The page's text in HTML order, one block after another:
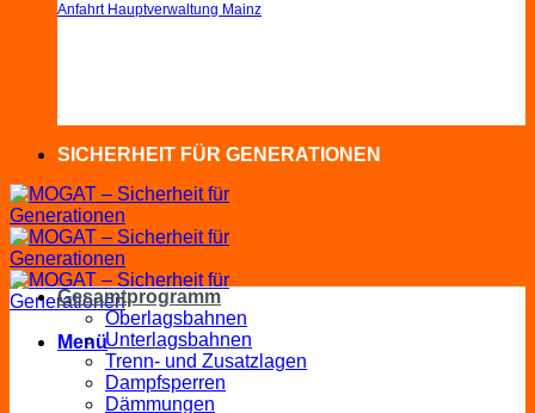
Anfahrt Hauptverwaltung Mainz
SICHERHEIT FÜR GENERATIONEN
Menü
Gesamtprogramm
Oberlagsbahnen
Unterlagsbahnen
Trenn- und Zusatzlagen
Dampfsperren
Dämmungen